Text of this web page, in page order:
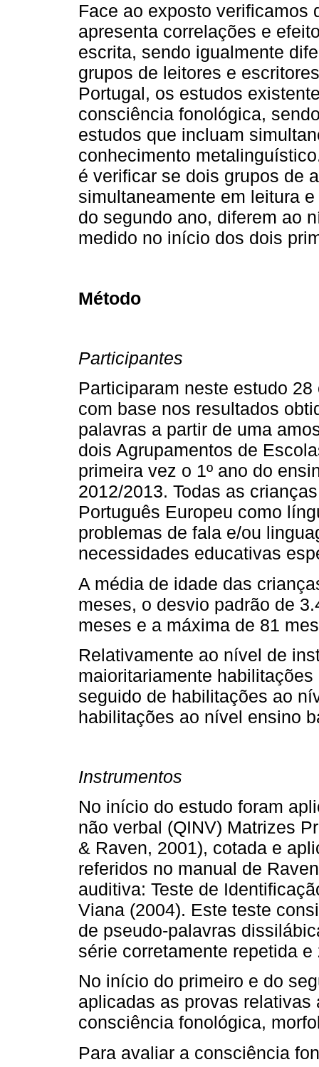
Face ao exposto verificamos
apresenta correlações e
escrita, sendo igualmente
grupos de leitores e
Portugal, os estudos
consciência fonológica,
estudos que incluam
conhecimento
é verificar se dois grupos de
simultaneamente em leitura
do segundo ano, diferem ao
medido no início dos dois
Método
Participantes
Participaram neste estudo
com base nos resultados
palavras a partir de uma
dois Agrupamentos de
primeira vez o 1º ano do
2012/2013. Todas as
Português Europeu como
problemas de fala e/ou
necessidades educativas
A média de idade das
meses, o desvio padrão de
meses e a máxima de 81
Relativamente ao nível de
maioritariamente
seguido de habilitações ao
habilitações ao nível ensino
Instrumentos
No início do estudo foram
não verbal (QINV) Matrizes
& Raven, 2001), cotada e
referidos no manual de
auditiva: Teste de
Viana (2004). Este teste
de pseudo-palavras
série corretamente repetida
No início do primeiro e do
aplicadas as provas
consciência fonológica,
Para avaliar a consciência